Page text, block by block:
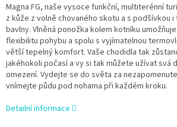
Magna FG, naše vysoce funkční, multiterénní
z kůže z volně chovaného skotu a s podšívkou
bavlny. Vlněná ponožka kolem kotníku
flexibilitu pohybu a spolu s vyjímatelnou
větší tepelný komfort. Vaše chodidla tak
jakéhokoli počasí a vy si tak můžete užívat svá
omezení. Vydejte se do světa za
vnímejte půdu pod nohama při každém kroku.
Detailní informace